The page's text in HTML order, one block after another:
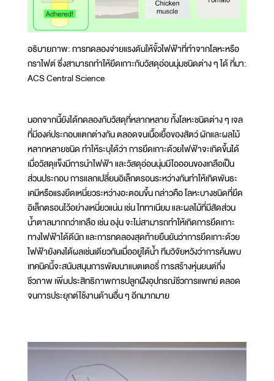
อธิบายภาพ: การทดลองจ่ายแรงดันให้ขั้วไฟฟ้าที่ทำจากโลหะหรือ
กราไฟต์ ซึ่งสามารถทำให้ยึดเกาะกับวัสดุอ่อนนุ่มชนิดต่าง ๆ ได้ ที่มา:
ACS Central Science
นอกจากนี้ยังได้ทดลองกับวัสดุที่หลากหลาย ทั้งโลหะชนิดต่าง ๆ เจล
ที่มีองค์ประกอบแตกต่างกัน ตลอดจนเนื้อเยื้อของสัตว์ ผักและผลไม้
หลากหลายชนิด ทำให้ระบุได้ว่า การยึดเกาะด้วยไฟฟ้าจะเกิดขึ้นได้
เมื่อวัสดุแข็งมีการนำไฟฟ้า และวัสดุอ่อนนุ่มมีไอออนของเกลือเป็น
ส่วนประกอบ การแลกเปลี่ยนอิเล็กตรอนระหว่างกันทำให้เกิดพันธะ
เคมีหรือแรงยึดเหนี่ยวระหว่างอะตอมขึ้น กล่าวคือ โลหะบางชนิดที่ยึด
อิเล็กตรอนไว้อย่างเหนี่ยวแน่น เช่น ไททาเนียม และผลไม้ที่มีสัดส่วน
น้ำตาลมากกว่าเกลือ เช่น องุ่น จะไม่สามารถทำให้เกิดการยึดเกาะ
ทางไฟฟ้าได้ดีนัก และการทดลองสุดท้ายยืนยันว่าการยึดเกาะด้วย
ไฟฟ้ายังคงได้ผลเช่นเดียวกันเมื่ออยู่ใต้น้ำ ทีมวิจัยหวังว่าการค้นพบ
เทคนิคนี้จะสนับสนุนการพัฒนาแบตเตอรี่ การสร้างหุ่นยนต์กึ่ง
ชีวภาพ เพิ่มประสิทธิภาพการปลูกฝังอุปกรณ์ชีวการแพทย์ ตลอด
จนการประยุกต์ใช้งานด้านอื่น ๆ อีกมากมาย